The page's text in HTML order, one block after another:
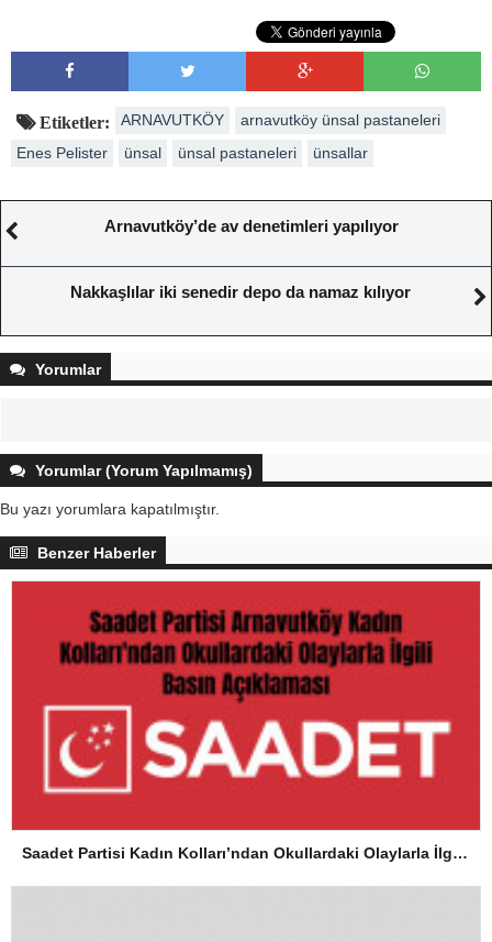
Etiketler: ARNAVUTKÖY
arnavutköy ünsal pastaneleri
Enes Pelister
ünsal ünsal pastaneleri ünsallar
Arnavutköy’de av denetimleri yapılıyor
Nakkaşlılar iki senedir depo da namaz kılıyor
Yorumlar
Yorumlar (Yorum Yapılmamış)
Bu yazı yorumlara kapatılmıştır.
Benzer Haberler
Saadet Partisi Kadın Kolları’ndan Okullardaki Olaylarla İlgili Basın Açıklaması